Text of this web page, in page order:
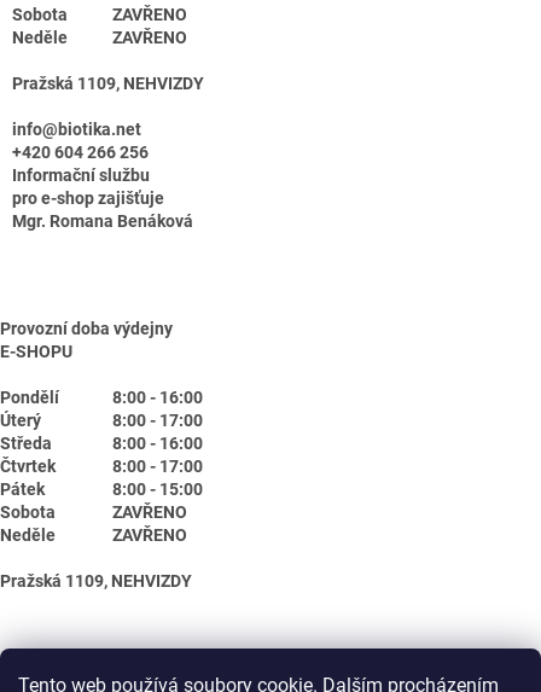
Tento web používá soubory cookie. Dalším procházením
Sobota
ZAVŘENO
Neděle
ZAVŘENO
Pražská 1109, NEHVIZDY
info@biotika.net
+420 604 266 256
Informační službu
pro e-shop zajišťuje
Mgr. Romana Benáková
Provozní doba výdejny
E-SHOPU
Pondělí
8:00 - 16:00
Úterý
8:00 - 17:00
Středa
8:00 - 16:00
Čtvrtek
8:00 - 17:00
Pátek
8:00 - 15:00
Sobota
ZAVŘENO
Neděle
ZAVŘENO
Pražská 1109, NEHVIZDY